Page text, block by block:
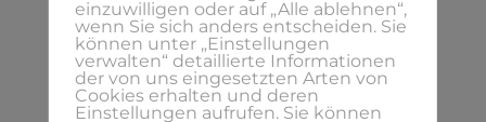
Wenn Du Unterstützung beim Start in
die Selbstständigkeit und zu einem
erfüllteren, selbstbestimmten Leben und
einzuwilligen oder auf „Alle ablehnen“,
wenn Sie sich anders entscheiden. Sie
können unter „Einstellungen
verwalten“ detaillierte Informationen
der von uns eingesetzten Arten von
Cookies erhalten und deren
Einstellungen aufrufen. Sie können